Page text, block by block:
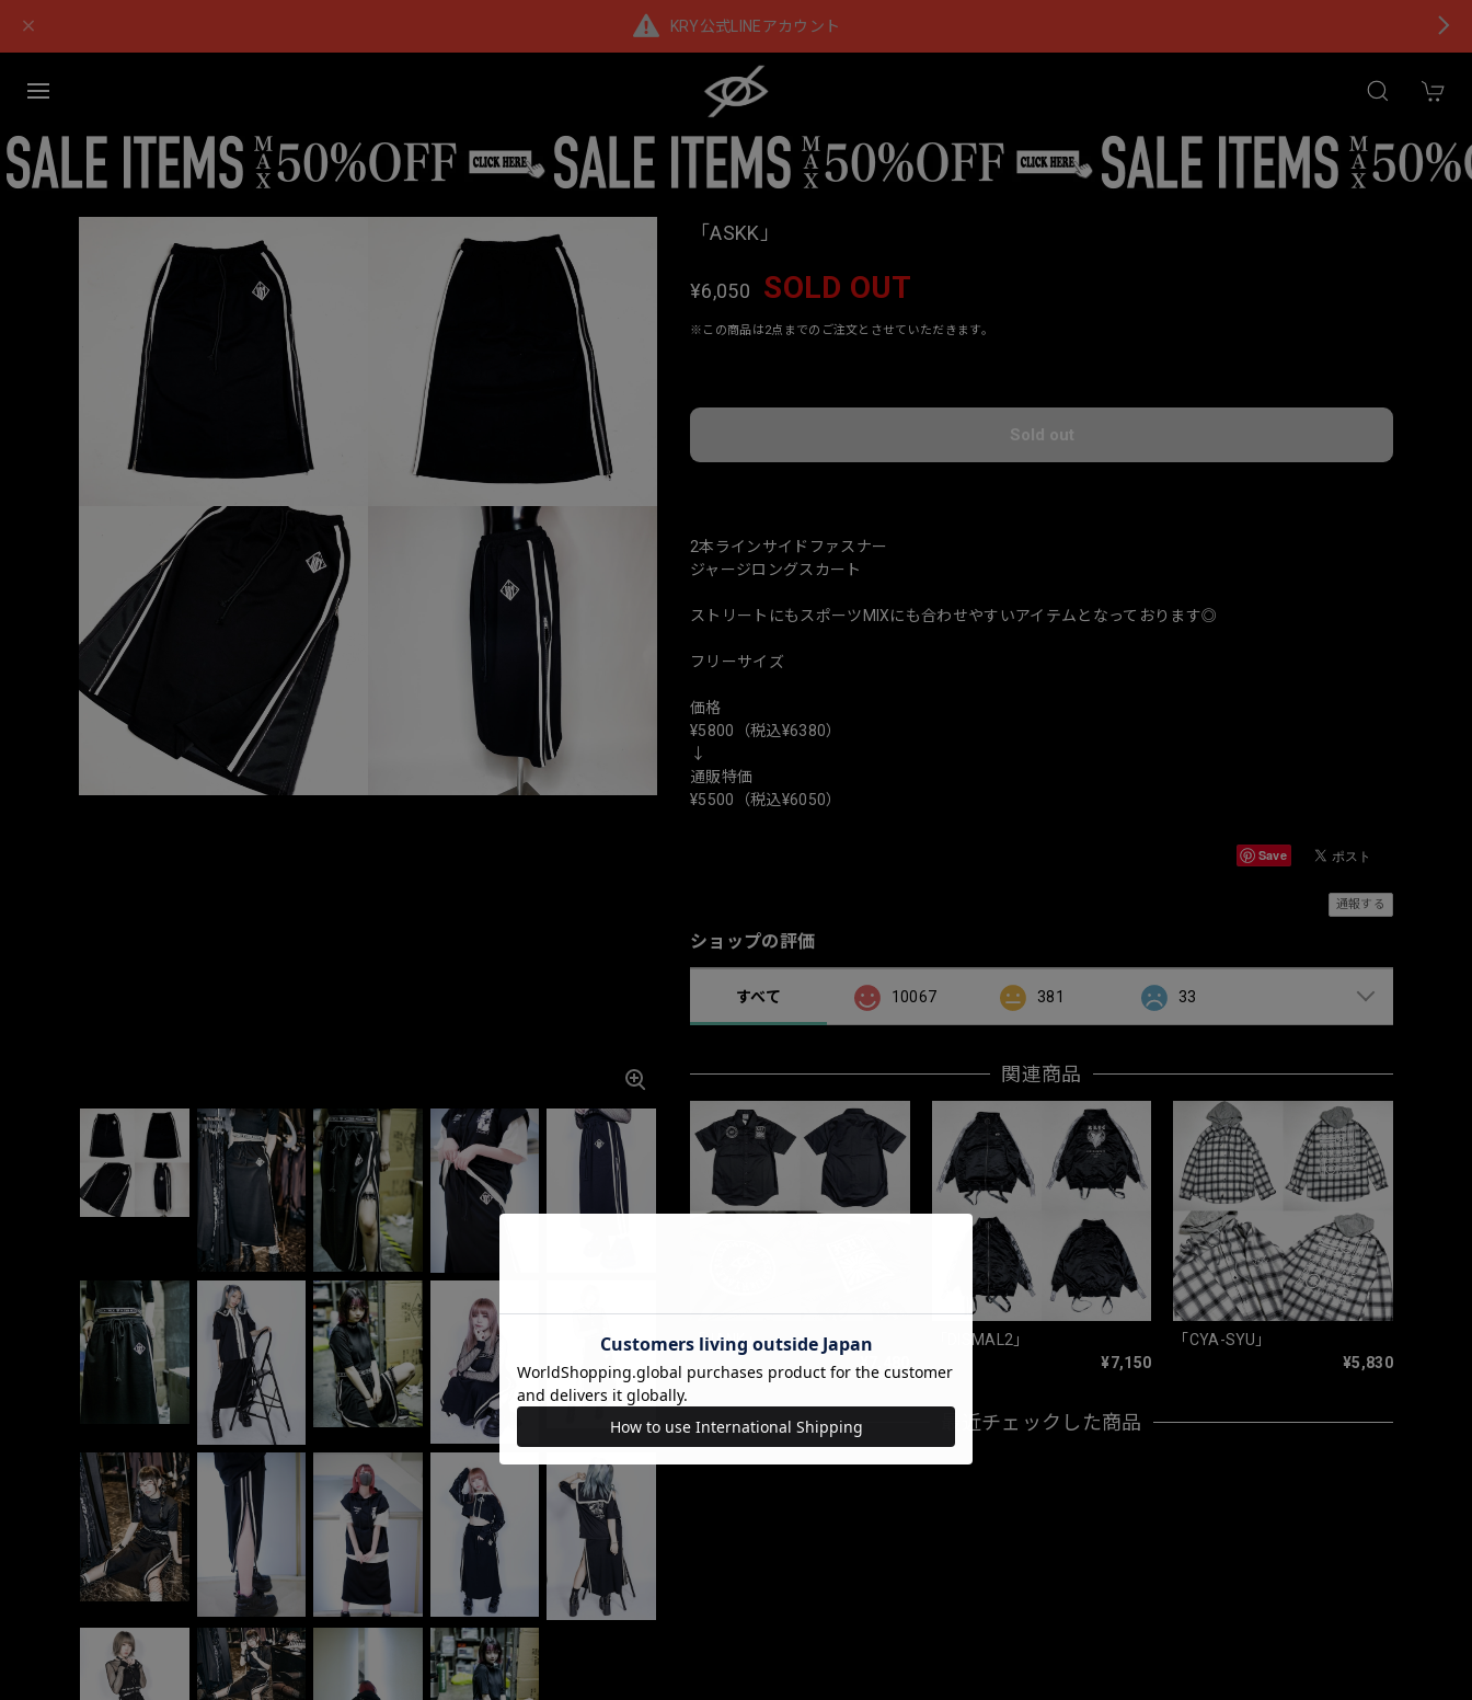
KRY公式LINEアカウント
「ASKK」
¥6,050 SOLD OUT
※この商品は2点までのご注文とさせていただきます。
Sold out
2本ラインサイドファスナー
ジャージロングスカート
ストリートにもスポーツMIXにも合わせやすいアイテムとなっております◎
フリーサイズ
価格
¥5800（税込¥6380）
↓
通販特価
¥5500（税込¥6050）
Save
通報する
ショップの評価
すべて 10067 381 33
関連商品
「JANK」
¥7,480
「DISMAL2」
¥7,150
「CYA-SYU」
¥5,830
最近チェックした商品